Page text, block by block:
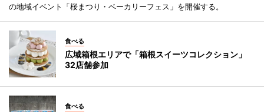
の地域イベント「桜まつり・ベーカリーフェス」を開催する。
食べる
広域箱根エリアで「箱根スイーツコレクション」
32店舗参加
食べる